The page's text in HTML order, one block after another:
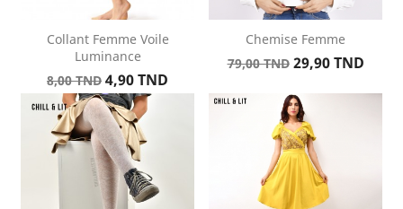
Collant Femme Voile
Luminance
Prix
de
base
8,00 TND Prix
4,90 TND
Chemise Femme
Prix
base
79,00 TND Prix
29,90 TND